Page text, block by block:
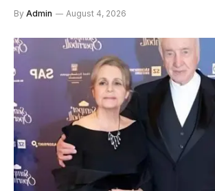
By Admin August 4, 2026